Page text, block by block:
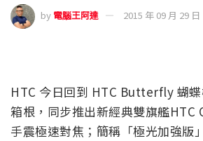
by 電腦王阿達 2015 年 09 月 29 日
HTC 今日回到 HTC Butterfly 蝴
箱根，同步推出新經典雙旗艦HTC
手震極速對焦；簡稱「極光加強版